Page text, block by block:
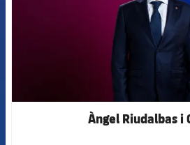
Àngel Riudalbas i